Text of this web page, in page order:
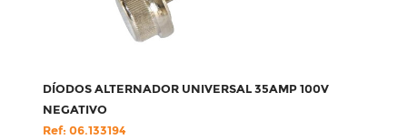
DÍODOS ALTERNADOR UNIVERSAL 35AMP 100V
NEGATIVO
Ref: 06.133194